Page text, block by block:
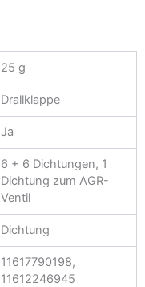
25 g
Drallklappe
Ja
6 + 6 Dichtungen, 1
Dichtung zum AGR-
Ventil
Dichtung
11617790198,
11612246945